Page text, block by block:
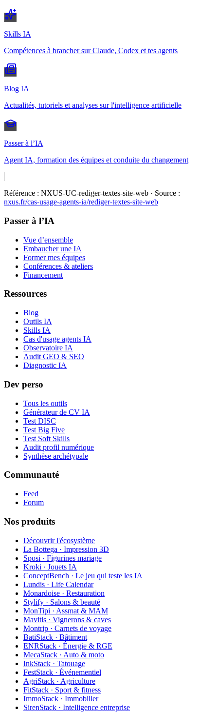
Skills IA
Compétences à brancher sur Claude, Codex et tes agents
Blog IA
Actualités, tutoriels et analyses sur l'intelligence artificielle
Passer à l’IA
Agent IA, formation des équipes et conduite du changement
Référence : NXUS-UC-rediger-textes-site-web · Source :
nxus.fr/cas-usage-agents-ia/rediger-textes-site-web
Passer à l’IA
Vue d’ensemble
Embaucher une IA
Former mes équipes
Conférences & ateliers
Financement
Ressources
Blog
Outils IA
Skills IA
Cas d'usage agents IA
Observatoire IA
Audit GEO & SEO
Diagnostic IA
Dev perso
Tous les outils
Générateur de CV IA
Test DISC
Test Big Five
Test Soft Skills
Audit profil numérique
Synthèse archétypale
Communauté
Feed
Forum
Nos produits
Découvrir l'écosystème
La Bottega · Impression 3D
Sposi · Figurines mariage
Kroki · Jouets IA
ConceptBench · Le jeu qui teste les IA
Lundis · Life Calendar
Monardoise · Restauration
Stylify · Salons & beauté
MonTipi · Assmat & MAM
Mavitis · Vignerons & caves
Montrip · Carnets de voyage
BatiStack · Bâtiment
ENRStack · Énergie & RGE
MecaStack · Auto & moto
InkStack · Tatouage
FestStack · Événementiel
AgriStack · Agriculture
FitStack · Sport & fitness
ImmoStack · Immobilier
SirenStack · Intelligence entreprise